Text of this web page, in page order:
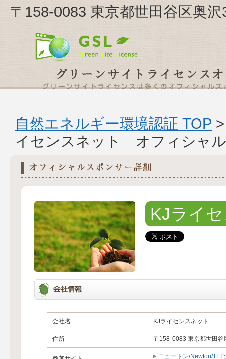
〒158-0083 東京都世田谷区奥
自然エネルギー環境認証 TOP
イセンスネット オフィシャ
KJライ
会社名 KJライセンスネット
住所 〒158-0083 東京都世田谷
ニュートン/Newton/